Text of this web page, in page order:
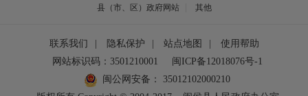
县（市、区）政府网站
其他
联系我们 隐私保护 站点地图
使用帮助
网站标识码：3501210001
闽ICP备12018076号-1
闽公网安备：
35012102000210